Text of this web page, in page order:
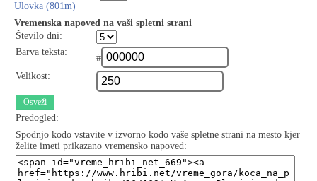
Ulovka (801m)
Vremenska napoved na vaši spletni strani
Število dni:
Barva teksta:
#
Velikost:
Osveži
Predogled:
Spodnjo kodo vstavite v izvorno kodo vaše spletne strani na mesto kjer
želite imeti prikazano vremensko napoved: